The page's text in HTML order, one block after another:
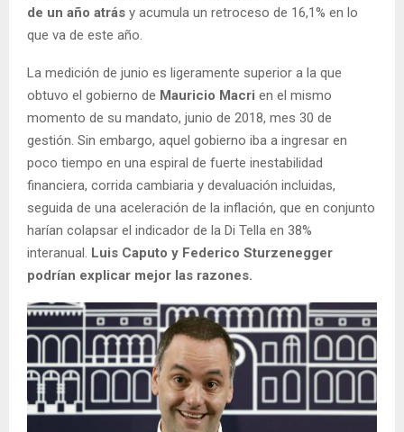
de un año atrás y acumula un retroceso de 16,1% en lo
que va de este año.
La medición de junio es ligeramente superior a la que
obtuvo el gobierno de Mauricio Macri en el mismo
momento de su mandato, junio de 2018, mes 30 de
gestión. Sin embargo, aquel gobierno iba a ingresar en
poco tiempo en una espiral de fuerte inestabilidad
financiera, corrida cambiaria y devaluación incluidas,
seguida de una aceleración de la inflación, que en conjunto
harían colapsar el indicador de la Di Tella en 38%
interanual. Luis Caputo y Federico Sturzenegger
podrían explicar mejor las razones.